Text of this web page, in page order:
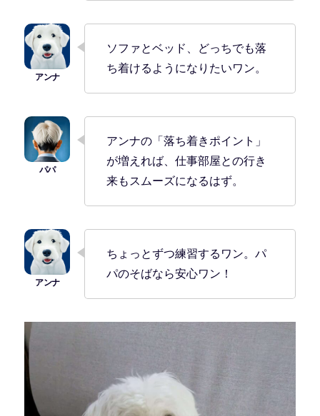
ソファとベッド、どっちでも落
ち着けるようになりたいワン。
アンナの「落ち着きポイント」
が増えれば、仕事部屋との行き
来もスムーズになるはず。
ちょっとずつ練習するワン。パ
パのそばなら安心ワン！